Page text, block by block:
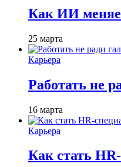
Как ИИ
25 марта
Карьера
Работать не
16 марта
Карьера
Как стать